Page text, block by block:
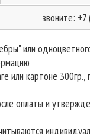
звоните:
или
или картоне
оплаты и